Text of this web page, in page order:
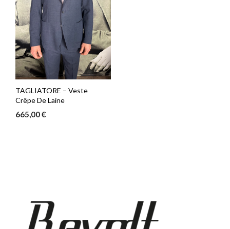
TAGLIATORE – Veste
Crêpe De Laine
665,00€